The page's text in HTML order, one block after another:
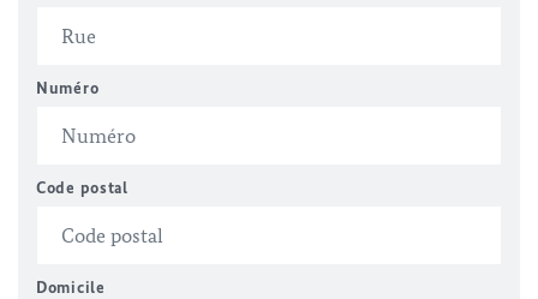
Numéro
Code postal
Domicile